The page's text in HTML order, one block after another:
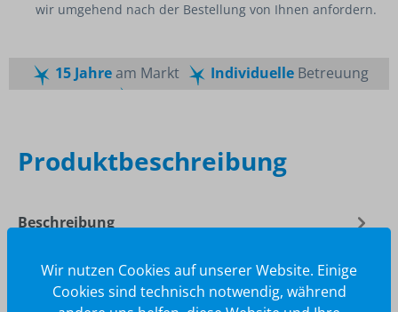
wir umgehend nach der Bestellung von Ihnen anfordern.
15 Jahream Markt IndividuelleBetreuung
Produktbeschreibung
Beschreibung
SQUEEZIES® Figur ist genial bei Stress, Langeweile
oder als coole De…Mehr
Wir nutzen Cookies auf unserer Website. Einige
Cookies sind technisch notwendig, während